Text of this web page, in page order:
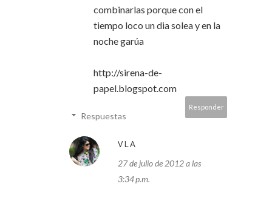
combinarlas porque con el
tiempo loco un dia solea y en la
noche garúa
http://sirena-de-
papel.blogspot.com
Responder
Respuestas
VLA
27 de julio de 2012 a las
3:34 p.m.